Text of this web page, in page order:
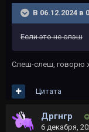
В 06.12.2024 в
Если это не слэш
Слеш-слеш, говорю
Цитата
Дргнгр
6 декабря,